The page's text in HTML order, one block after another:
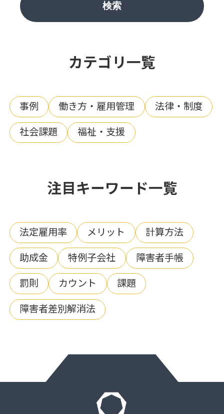
検索
カテゴリ一覧
事例 働き方・雇用管理 法律・制度
社会課題 福祉・支援
注目キーワード一覧
法定雇用率 メリット 計算方法
助成金 特例子会社 障害者手帳
罰則 カウント 課題
障害者差別解消法